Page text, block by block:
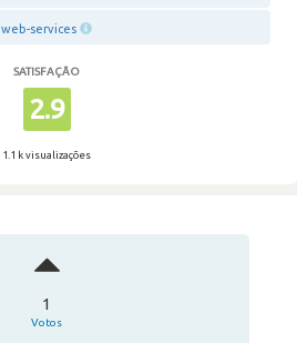
web-services
SATISFAÇÃO
2.9
1.1 k visualizações
1
Votos